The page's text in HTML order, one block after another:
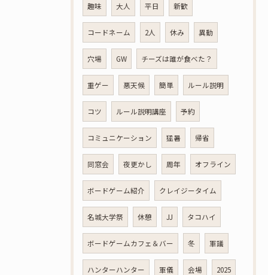
趣味 大人 平日 新歓
コードネーム 2人 休み 異動
穴場 GW チーズは誰が食べた？
重ゲー 悪天候 簡単 ルール説明
コツ ルール説明講座 予約
コミュニケーション 猛暑 帰省
同窓会 夜更かし 周年 オフライン
ボードゲーム紹介 クレイジータイム
名城大学祭 休憩 JJ タコハイ
ボードゲームカフェ＆バー 冬 軍議
ハンターハンター 軍儀 会場 2025